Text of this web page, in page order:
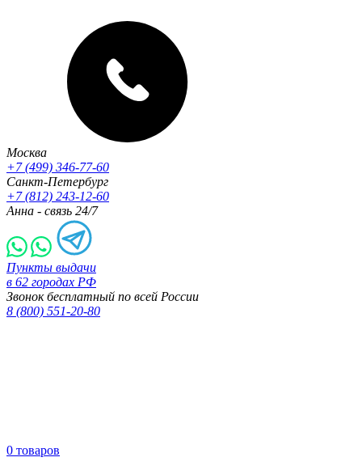
Москва
+7 (499) 346-77-60
Санкт-Петербург
+7 (812) 243-12-60
Анна - связь 24/7
Пункты выдачи
в 62 городах РФ
Звонок бесплатный по всей России
8 (800) 551-20-80
0 товаров